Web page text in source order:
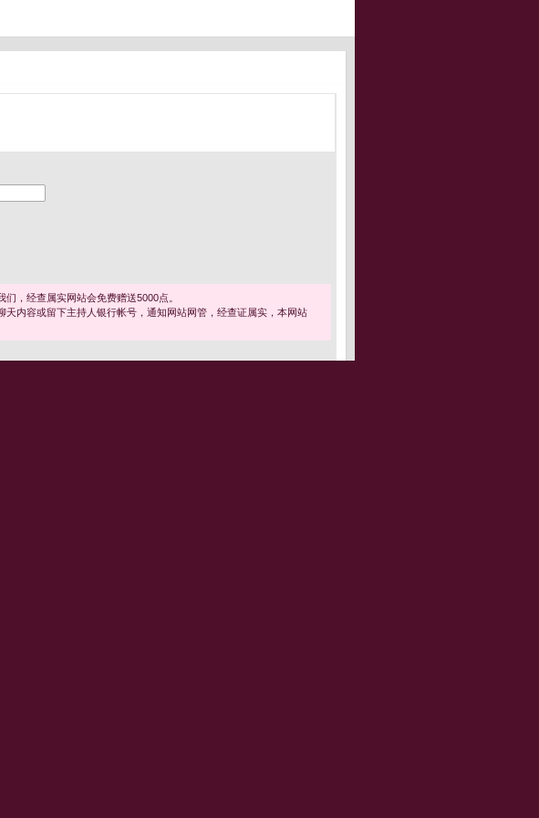
，经查属实网站会免费赠送5000点。
内容或留下主持人银行帐号，通知网站网管，经查证属实，本网站